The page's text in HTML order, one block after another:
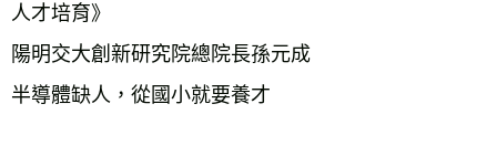
人才培育》
陽明交大創新研究院總院長孫元成
半導體缺人，從國小就要養才